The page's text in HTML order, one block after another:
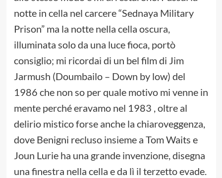
notte in cella nel carcere “Sednaya Military
Prison” ma la notte nella cella oscura,
illuminata solo da una luce fioca, portò
consiglio; mi ricordai di un bel film di Jim
Jarmush (Doumbailo – Down by low) del
1986 che non so per quale motivo mi venne in
mente perché eravamo nel 1983 , oltre al
delirio mistico forse anche la chiaroveggenza,
dove Benigni recluso insieme a Tom Waits e
Joun Lurie ha una grande invenzione, disegna
una finestra nella cella e da lì il terzetto evade.